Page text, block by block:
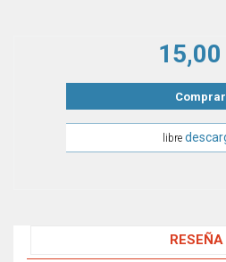
Comprar
libre
RESEÑA